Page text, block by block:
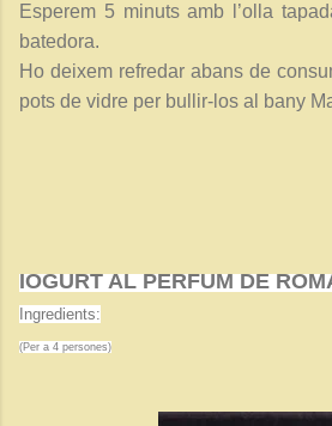
Esperem 5 minuts amb l’olla
batedora.
Ho deixem refredar abans de
pots de vidre per bullir-los al bany
IOGURT AL PERFUM DE
Ingredients:
(Per a 4 persones)